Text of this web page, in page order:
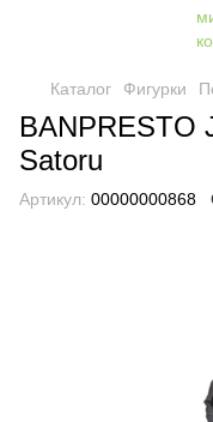
Каталог Фигурки
BANPRESTO
Satoru
Артикул: 00000000868